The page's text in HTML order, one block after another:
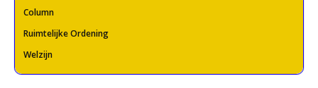
Column
Ruimtelijke Ordening
Welzijn